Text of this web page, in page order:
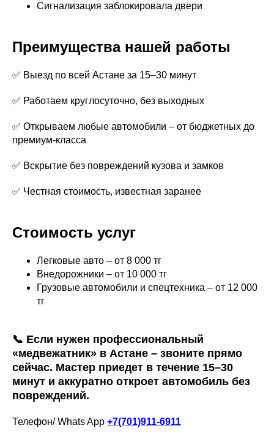
Сигнализация заблокировала двери
Преимущества нашей работы
✅ Выезд по всей Астане за 15–30 минут
✅ Работаем круглосуточно, без выходных
✅ Открываем любые автомобили – от бюджетных до
премиум-класса
✅ Вскрытие без повреждений кузова и замков
✅ Честная стоимость, известная заранее
Стоимость услуг
Легковые авто – от 8 000 тг
Внедорожники – от 10 000 тг
Грузовые автомобили и спецтехника – от 12 000
тг
📞 Если нужен профессиональный
«медвежатник» в Астане – звоните прямо
сейчас. Мастер приедет в течение 15–30
минут и аккуратно откроет автомобиль без
повреждений.
Телефон/ Whats App +7(701)911-6911